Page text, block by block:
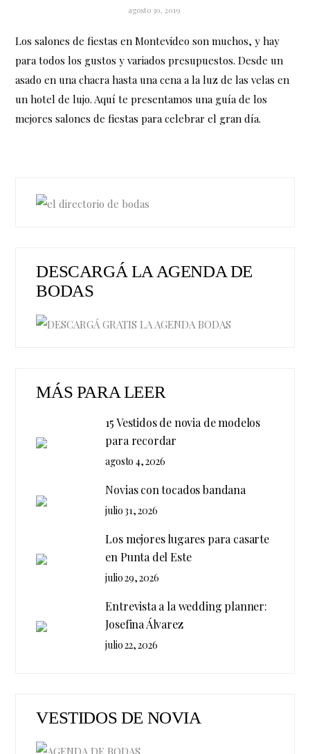
agosto 30, 2019
Los salones de fiestas en Montevideo son muchos, y hay
para todos los gustos y variados presupuestos. Desde un
asado en una chacra hasta una cena a la luz de las velas en
un hotel de lujo. Aquí te presentamos una guía de los
mejores salones de fiestas para celebrar el gran día.
DESCARGÁ LA AGENDA DE
BODAS
MÁS PARA LEER
15 Vestidos de novia de modelos
para recordar
agosto 4, 2026
Novias con tocados bandana
julio 31, 2026
Los mejores lugares para casarte
en Punta del Este
julio 29, 2026
Entrevista a la wedding planner:
Josefina Álvarez
julio 22, 2026
VESTIDOS DE NOVIA